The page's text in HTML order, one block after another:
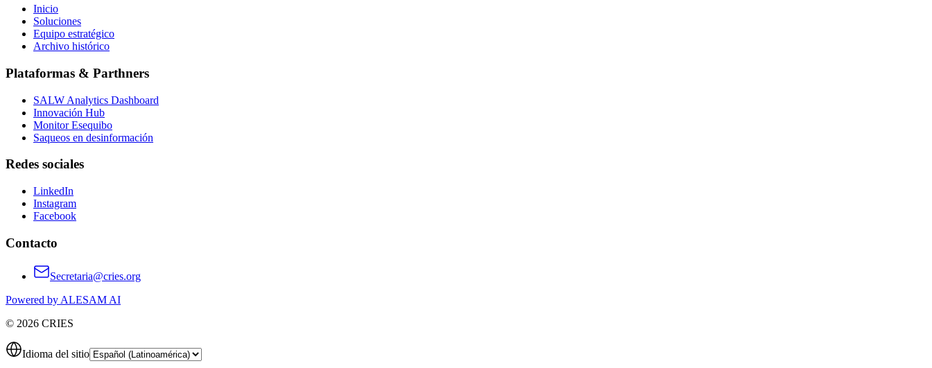
Inicio
Soluciones
Equipo estratégico
Archivo histórico
Plataformas & Parthners
SALW Analytics Dashboard
Innovación Hub
Monitor Esequibo
Saqueos en desinformación
Redes sociales
LinkedIn
Instagram
Facebook
Contacto
Secretaria@cries.org
Powered by ALESAM AI
© 2026 CRIES
Idioma del sitio